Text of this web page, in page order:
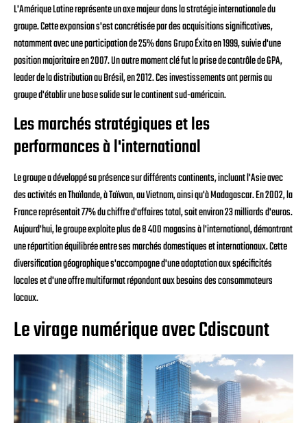
L'Amérique Latine représente un axe majeur dans la stratégie internationale du
groupe. Cette expansion s'est concrétisée par des acquisitions significatives,
notamment avec une participation de 25% dans Grupo Éxito en 1999, suivie d'une
position majoritaire en 2007. Un autre moment clé fut la prise de contrôle de GPA,
leader de la distribution au Brésil, en 2012. Ces investissements ont permis au
groupe d'établir une base solide sur le continent sud-américain.
Les marchés stratégiques et les
performances à l'international
Le groupe a développé sa présence sur différents continents, incluant l'Asie avec
des activités en Thaïlande, à Taïwan, au Vietnam, ainsi qu'à Madagascar. En 2002, la
France représentait 77% du chiffre d'affaires total, soit environ 23 milliards d'euros.
Aujourd'hui, le groupe exploite plus de 8 400 magasins à l'international, démontrant
une répartition équilibrée entre ses marchés domestiques et internationaux. Cette
diversification géographique s'accompagne d'une adaptation aux spécificités
locales et d'une offre multiformat répondant aux besoins des consommateurs
locaux.
Le virage numérique avec Cdiscount